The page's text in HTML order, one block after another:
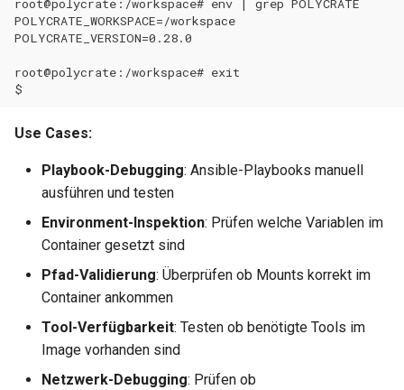
Use Cases:
Playbook-Debugging: Ansible-Playbooks manuell
ausführen und testen
Environment-Inspektion: Prüfen welche Variablen im
Container gesetzt sind
Pfad-Validierung: Überprüfen ob Mounts korrekt im
Container ankommen
Tool-Verfügbarkeit: Testen ob benötigte Tools im
Image vorhanden sind
Netzwerk-Debugging: Prüfen ob